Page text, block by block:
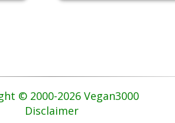
© 2000-2026 Vegan3000
Disclaimer